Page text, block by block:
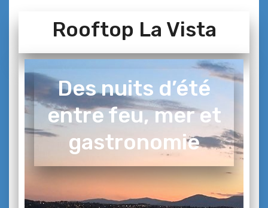
Rooftop La Vista
Des nuits d’été
entre feu, mer et
gastronomie